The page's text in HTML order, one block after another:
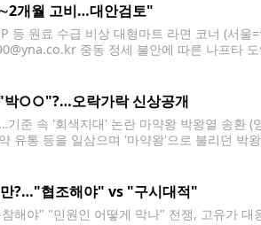
개월 고비…대안검토"
등 원료 수급 비상 대형마트 라면 코너 (서울
중동 정세 불안에 따른 나프타
박○○"?…오락가락 신상공개
기준 속 '회색지대' 논란 마약왕 박왕열 송환 (
유통 등을 일삼으며 '마약왕'으로 불리던 박
?…"협조해야" vs "구시대적"
해야" "민원인 어떻게 막나" 전쟁, 고유가 대